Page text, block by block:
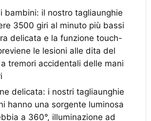
bambini: il nostro tagliaunghie
3500 giri al minuto più bassi
delicata e la funzione touch-
le lesioni alle dita del
tremori accidentali delle mani
delicata: i nostri tagliaunghie
hanno una sorgente luminosa
a 360°, illuminazione ad